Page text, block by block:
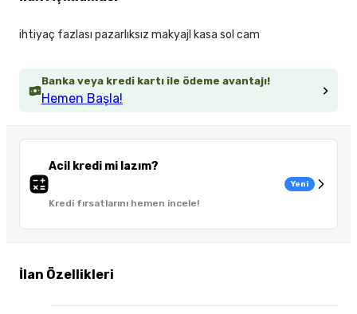
Banka veya kredi kartı ile ödeme avantajı!
Hemen Başla!
Acil kredi mi lazım?
Kredi fırsatlarını hemen incele!
Yeni
İlan Özellikleri
ihtiyaç fazlası pazarlıksız makyajl kasa sol cam